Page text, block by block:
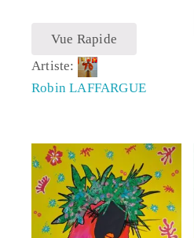
Vue Rapide
Artiste:
Robin LAFFARGUE